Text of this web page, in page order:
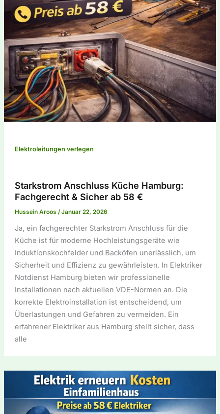
Elektroleitungen verlegen
Starkstrom Anschluss Küche Hamburg:
Fachgerecht & Sicher ab 58 €
Hussein Aroos /Januar 22, 2026
Ja, ein fachgerechter Starkstrom Anschluss für die
Küche ist für moderne Hochleistungsgeräte wie
Induktionskochfelder und Backöfen unerlässlich, um
Sicherheit und Effizienz zu gewährleisten. In Elektriker
Notdienst Hamburg bieten wir professionelle
Installationen nach aktuellen VDE-Normen an. Die
korrekte Elektroinstallation ist entscheidend, um
Überlastungen und Gefahren zu vermeiden. Ein
erfahrener Elektriker aus Hamburg stellt sicher, dass
alle